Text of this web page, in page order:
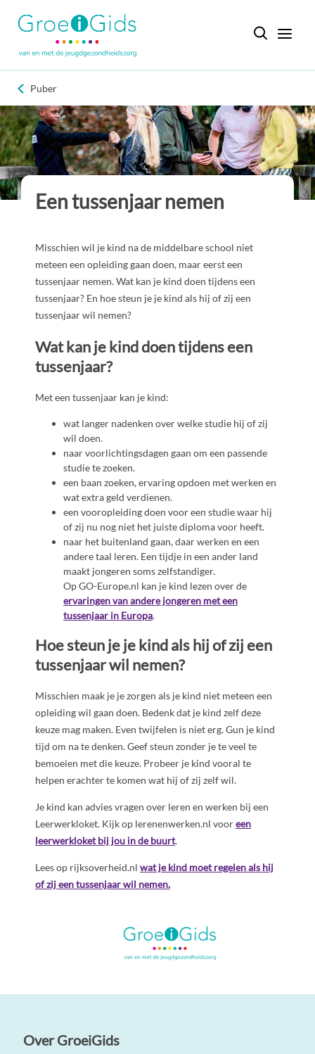
Puber
Een tussenjaar nemen
Misschien wil je kind na de middelbare school niet
meteen een opleiding gaan doen, maar eerst een
tussenjaar nemen. Wat kan je kind doen tijdens een
tussenjaar? En hoe steun je je kind als hij of zij een
tussenjaar wil nemen?
Wat kan je kind doen tijdens een
tussenjaar?
Met een tussenjaar kan je kind:
wat langer nadenken over welke studie hij of zij
wil doen.
naar voorlichtingsdagen gaan om een passende
studie te zoeken.
een baan zoeken, ervaring opdoen met werken en
wat extra geld verdienen.
een vooropleiding doen voor een studie waar hij
of zij nu nog niet het juiste diploma voor heeft.
naar het buitenland gaan, daar werken en een
andere taal leren. Een tijdje in een ander land
maakt jongeren soms zelfstandiger.
Op GO-Europe.nl kan je kind lezen over de
ervaringen van andere jongeren met een
tussenjaar in Europa.
Hoe steun je je kind als hij of zij een
tussenjaar wil nemen?
Misschien maak je je zorgen als je kind niet meteen een
opleiding wil gaan doen. Bedenk dat je kind zelf deze
keuze mag maken. Even twijfelen is niet erg. Gun je kind
tijd om na te denken. Geef steun zonder je te veel te
bemoeien met die keuze. Probeer je kind vooral te
helpen erachter te komen wat hij of zij zelf wil.
Je kind kan advies vragen over leren en werken bij een
Leerwerkloket. Kijk op lerenenwerken.nl vooreen
leerwerkloket bij jou in de buurt.
Lees op rijksoverheid.nl wat je kind moet regelen als hij
of zij een tussenjaar wil nemen.
Over GroeiGids